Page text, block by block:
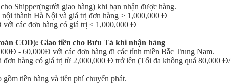
Shipper(người giao hàng) khi bạn nhận được hàng.
thành Hà Nội và giá trị đơn hàng > 1,000,000 Đ
các đơn hàng có giá trị < 1,000,000 Đ
COD): Giao tiền cho Bưu Tá khi nhận hàng
- 60,000Đ với các đơn hàng đi các tỉnh miền Bắc Trung Nam.
hàng có giá trị từ 2,000,000 Đ trở lên (Tối đa không quá 80,000 Đ/
tiền hàng và tiền phí chuyển phát.